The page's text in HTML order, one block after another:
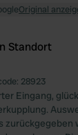
Original
Standort
28923
Eingang,
zurückgegeben